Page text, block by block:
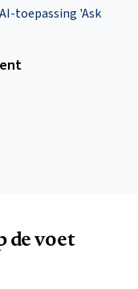
toepassing 'Ask
voet